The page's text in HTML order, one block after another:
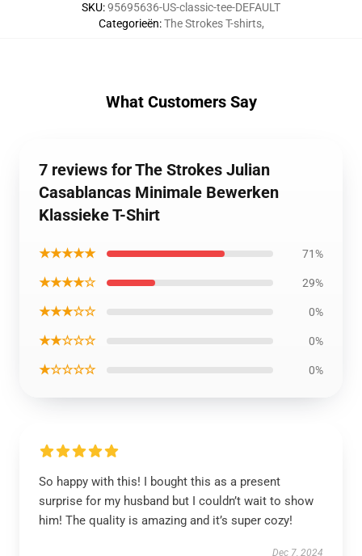
SKU:95695636-US-classic-tee-DEFAULT
Categorieën:The Strokes T-shirts,
What Customers Say
7 reviews for The Strokes Julian
Casablancas Minimale Bewerken
Klassieke T-Shirt
★★★★★ 71%
★★★★☆ 29%
★★★☆☆ 0%
★★☆☆☆ 0%
★☆☆☆☆ 0%
So happy with this! I bought this as a present
surprise for my husband but I couldn’t wait to show
him! The quality is amazing and it’s super cozy!
Dec 7, 2024